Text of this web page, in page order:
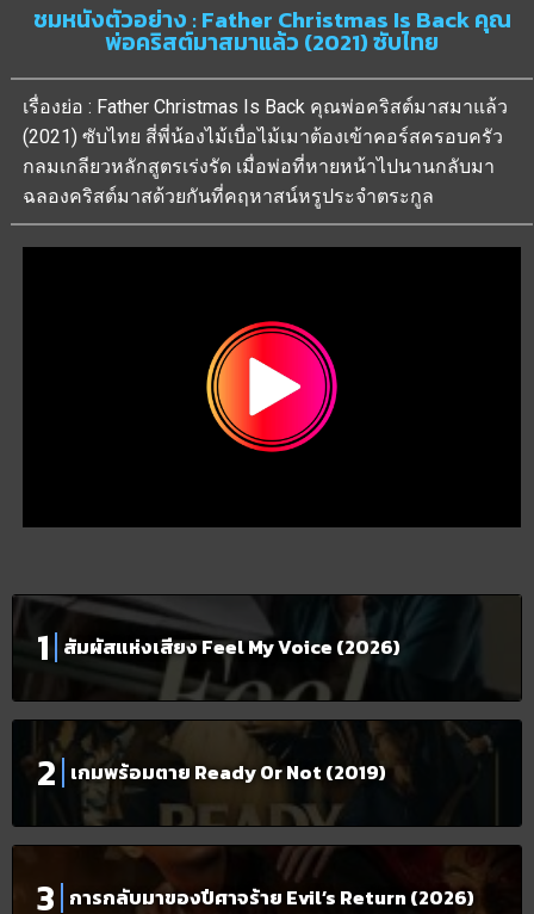
ชมหนังตัวอย่าง : Father Christmas Is Back คุณ
พ่อคริสต์มาสมาแล้ว (2021) ซับไทย
เรื่องย่อ : Father Christmas Is Back คุณพ่อคริสต์มาสมาแล้ว
(2021) ซับไทย สี่พี่น้องไม้เบื่อไม้เมาต้องเข้าคอร์สครอบครัว
กลมเกลียวหลักสูตรเร่งรัด เมื่อพ่อที่หายหน้าไปนานกลับมา
ฉลองคริสต์มาสด้วยกันที่คฤหาสน์หรูประจำตระกูล
สัมผัสแห่งเสียง Feel My Voice (2026)
เกมพร้อมตาย Ready Or Not (2019)
การกลับมาของปีศาจร้าย Evil’s Return (2026)